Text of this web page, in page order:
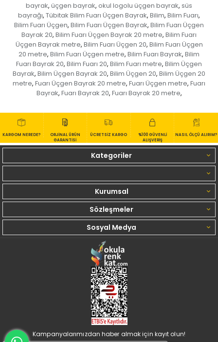
bayrak, üçgen bayrak, okul logolu üçgen bayrak, süs
bayrağı, Tübitak Bilim Fuarı Üçgen Bayrak, Bilim, Bilim Fuarı,
Bilim Fuarı Üçgen, Bilim Fuarı Üçgen Bayrak, Bilim Fuarı Üçgen
Bayrak 20, Bilim Fuarı Üçgen Bayrak 20 metre, Bilim Fuarı
Üçgen Bayrak metre, Bilim Fuarı Üçgen 20, Bilim Fuarı Üçgen
20 metre, Bilim Fuarı Üçgen metre, Bilim Fuarı Bayrak, Bilim
Fuarı Bayrak 20, Bilim Fuarı 20, Bilim Fuarı metre, Bilim Üçgen
Bayrak, Bilim Üçgen Bayrak 20, Bilim Üçgen 20, Bilim Üçgen 20
metre, Fuarı Üçgen Bayrak 20 metre, Fuarı Üçgen metre, Fuarı
Bayrak, Fuarı Bayrak 20, Fuarı Bayrak 20 metre,
KARGOM NEREDE?
ORJİNAL ÜRÜN
GARANTİSİ
ÜCRETSİZ KARGO
%100 GÜVENLİ
ALIŞVERİŞ
NASIL ÖLÇÜ ALIRIM?
Kategoriler
Kurumsal
Sözleşmeler
Sosyal Medya
Kampanyalarımızdan haber almak için kayıt olun!